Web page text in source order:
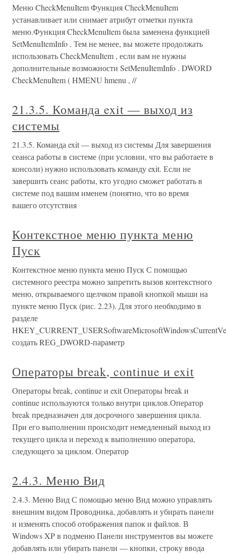
Меню CheckMenuItem Функция CheckMenuItem
устанавливает или снимает атрибут отметки пункта
меню.Функция CheckMenuItem была заменена функцией
SetMenuItemInfo . Тем не менее, вы можете продолжать
использовать CheckMenuItem , если вам не нужны
дополнительные возможности SetMenuItemInfo . DWORD
CheckMenuItem ( HMENU hmenu , //
21.3.5. Команда exit — выход из
системы
21.3.5. Команда exit — выход из системы Для завершения
сеанса работы в системе (при условии, что вы работаете в
консоли) нужно использовать команду exit. Если не
завершить сеанс работы, кто угодно сможет работать в
системе под вашим именем (понятно, что во время
вашего отсутствия
Контекстное меню пункта меню
Пуск
Контекстное меню пункта меню Пуск С помощью
системного реестра можно запретить вызов контекстного
меню, открываемого щелчком правой кнопкой мыши на
пункте меню Пуск (рис. 2.23). Для этого необходимо в
разделе
создать REG_DWORD-параметр
Операторы break, continue и exit
Операторы break, continue и exit Операторы break и
continue используются только внутри циклов.Оператор
break предназначен для досрочного завершения цикла.
При его выполнении происходит немедленный выход из
текущего цикла и переход к выполнению оператора,
следующего за циклом. Оператор
2.4.3. Меню Вид
2.4.3. Меню Вид С помощью меню Вид можно управлять
внешним видом Проводника, добавлять и убирать панели
и изменять способ отображения папок и файлов. В
Windows XP в подменю Панели инструментов вы можете
добавлять или убирать панели — кнопки, строку ввода